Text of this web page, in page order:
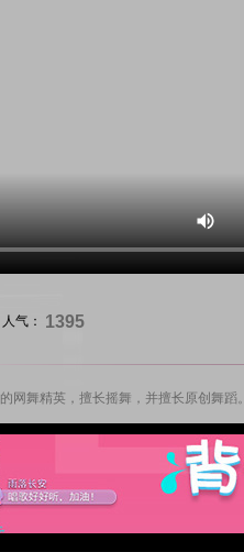
人气： 1395
的网舞精英，擅长摇舞，并擅长原创舞蹈。